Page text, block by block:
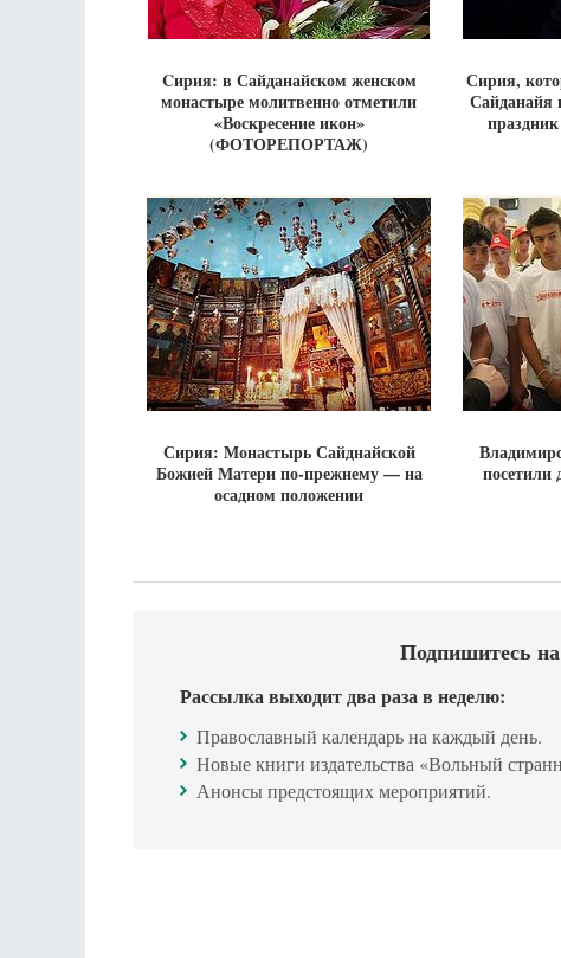
Cирия: в Сайданайском женском
монастыре молитвенно отметили
«Воскресение икон»
(ФОТОРЕПОРТАЖ)
Сирия,
Сайданайя
Сирия: Монастырь Сайднайской
Божией Матери по-прежнему — на
осадном положении
посетили
Подпишитесь
Рассылка выходит два раза в неделю:
Православный календарь на каждый день.
Новые книги издательства «Вольный
Анонсы предстоящих мероприятий.